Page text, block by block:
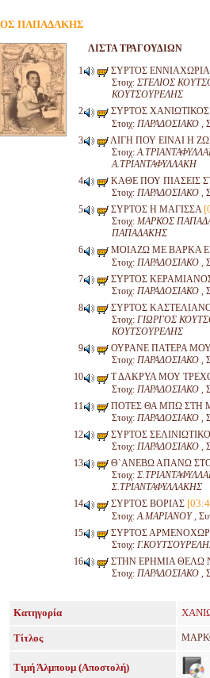
ΠΑΠΑΔΑΚΗΣ
ΛΙΣΤΑ ΤΡΑΓΟΥΔΙΩΝ
ΣΥΡΤΟΣ
Στοιχ: ΣΤΕΛΙΟΣ
ΚΟΥΤΣΟΥΡΕΛΗΣ
ΣΥΡΤΟΣ ΧΑΝΙΩΤΙΚΟΣ
Στοιχ: ΠΑΡΑΔΟΣΙΑΚΟ,
ΛΙΓΗ ΠΟΥ ΕΙΝΑΙ Η
Στοιχ:
Α.ΤΡΙΑΝΤΑΦΥΛΛΑΚΗ
ΚΑΘΕ ΠΟΥ ΠΙΑΣΕΙΣ
Στοιχ: ΠΑΡΑΔΟΣΙΑΚΟ,
ΣΥΡΤΟΣ Η ΜΑΓΙΣΣΑ
Στοιχ: ΜΑΡΚΟΣ
ΠΑΠΑΔΑΚΗΣ
ΜΟΙΑΖΩ ΜΕ ΒΑΡΚΑ
Στοιχ: ΠΑΡΑΔΟΣΙΑΚΟ,
ΣΥΡΤΟΣ
Στοιχ: ΠΑΡΑΔΟΣΙΑΚΟ,
ΣΥΡΤΟΣ
Στοιχ: ΓΙΩΡΓΟΣ
ΚΟΥΤΣΟΥΡΕΛΗΣ
ΟΥΡΑΝΕ ΠΑΤΕΡΑ
Στοιχ: ΠΑΡΑΔΟΣΙΑΚΟ,
Τ ΔΑΚΡΥΑ ΜΟΥ
Στοιχ: ΠΑΡΑΔΟΣΙΑΚΟ,
ΠΟΤΕΣ ΘΑ ΜΠΩ ΣΤΗ
Στοιχ: ΠΑΡΑΔΟΣΙΑΚΟ,
ΣΥΡΤΟΣ
Στοιχ: ΠΑΡΑΔΟΣΙΑΚΟ,
Θ`ΑΝΕΒΩ ΑΠΑΝΩ
Στοιχ:
Σ.ΤΡΙΑΝΤΑΦΥΛΛΑΚΗΣ
ΣΥΡΤΟΣ ΒΟΡΙΑΣ
Στοιχ: Α.ΜΑΡΙΑΝΟΥ,
ΣΥΡΤΟΣ
Στοιχ:
ΣΤΗΝ ΕΡΗΜΙΑ ΘΕΛΩ
Στοιχ: ΠΑΡΑΔΟΣΙΑΚΟ,
Κατηγορία
Τίτλος
Τιμή Άλμπουμ (Αποστολή)